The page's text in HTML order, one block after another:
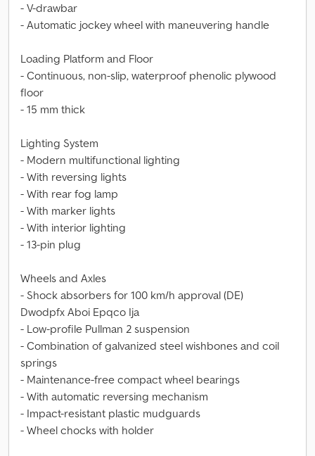
- V-drawbar
- Automatic jockey wheel with maneuvering handle
Loading Platform and Floor
- Continuous, non-slip, waterproof phenolic plywood
floor
- 15 mm thick
Lighting System
- Modern multifunctional lighting
- With reversing lights
- With rear fog lamp
- With marker lights
- With interior lighting
- 13-pin plug
Wheels and Axles
- Shock absorbers for 100 km/h approval (DE)
Dwodpfx Aboi Epqco Ija
- Low-profile Pullman 2 suspension
- Combination of galvanized steel wishbones and coil
springs
- Maintenance-free compact wheel bearings
- With automatic reversing mechanism
- Impact-resistant plastic mudguards
- Wheel chocks with holder